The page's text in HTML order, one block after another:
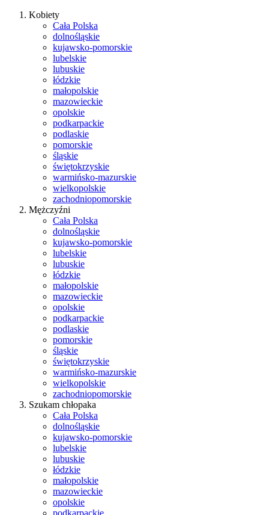
Kobiety
Cała Polska
dolnośląskie
kujawsko-pomorskie
lubelskie
lubuskie
łódzkie
małopolskie
mazowieckie
opolskie
podkarpackie
podlaskie
pomorskie
śląskie
świętokrzyskie
warmińsko-mazurskie
wielkopolskie
zachodniopomorskie
Mężczyźni
Cała Polska
dolnośląskie
kujawsko-pomorskie
lubelskie
lubuskie
łódzkie
małopolskie
mazowieckie
opolskie
podkarpackie
podlaskie
pomorskie
śląskie
świętokrzyskie
warmińsko-mazurskie
wielkopolskie
zachodniopomorskie
Szukam chłopaka
Cała Polska
dolnośląskie
kujawsko-pomorskie
lubelskie
lubuskie
łódzkie
małopolskie
mazowieckie
opolskie
podkarpackie